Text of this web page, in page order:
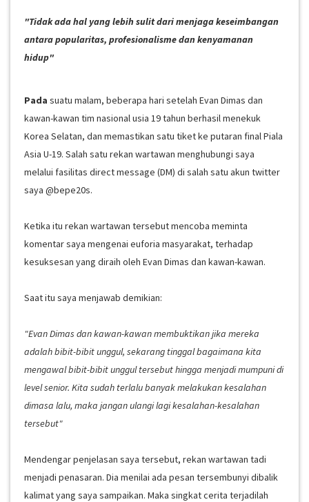
"Tidak ada hal yang lebih sulit dari menjaga keseimbangan
antara popularitas, profesionalisme dan kenyamanan
hidup"
Pada suatu malam, beberapa hari setelah Evan Dimas dan
kawan-kawan tim nasional usia 19 tahun berhasil menekuk
Korea Selatan, dan memastikan satu tiket ke putaran final Piala
Asia U-19. Salah satu rekan wartawan menghubungi saya
melalui fasilitas direct message (DM) di salah satu akun twitter
saya @bepe20s.
Ketika itu rekan wartawan tersebut mencoba meminta
komentar saya mengenai euforia masyarakat, terhadap
kesuksesan yang diraih oleh Evan Dimas dan kawan-kawan.
Saat itu saya menjawab demikian:
"Evan Dimas dan kawan-kawan membuktikan jika mereka
adalah bibit-bibit unggul, sekarang tinggal bagaimana kita
mengawal bibit-bibit unggul tersebut hingga menjadi mumpuni di
level senior. Kita sudah terlalu banyak melakukan kesalahan
dimasa lalu, maka jangan ulangi lagi kesalahan-kesalahan
tersebut"
Mendengar penjelasan saya tersebut, rekan wartawan tadi
menjadi penasaran. Dia menilai ada pesan tersembunyi dibalik
kalimat yang saya sampaikan. Maka singkat cerita terjadilah